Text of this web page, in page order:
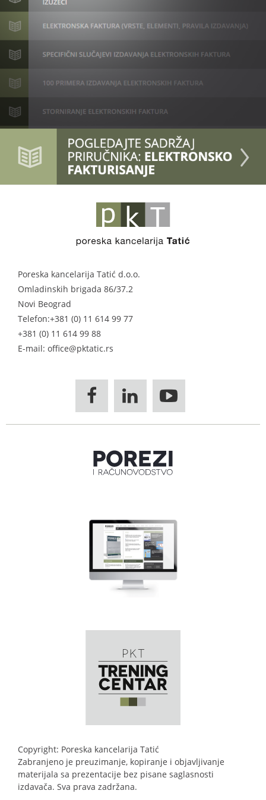
Poreska kancelarija Tatić d.o.o.
Omladinskih brigada 86/37.2
Novi Beograd
Telefon:+381 (0) 11 614 99 77
+381 (0) 11 614 99 88
E-mail: office@pktatic.rs
  
Copyright: Poreska kancelarija Tatić
Zabranjeno je preuzimanje, kopiranje i objavljivanje
materijala sa prezentacije bez pisane saglasnosti
izdavača. Sva prava zadržana.